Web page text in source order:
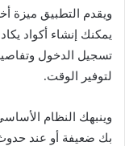
ويقدم التطبيق ميزة
يمكنك إنشاء أكواد
تسجيل الدخول
لتوفير الوقت.
وينبهك النظام
بك ضعيفة أو عند حدوث